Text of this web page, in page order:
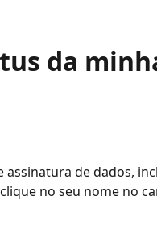
da
assinatura de dados,
no seu nome no